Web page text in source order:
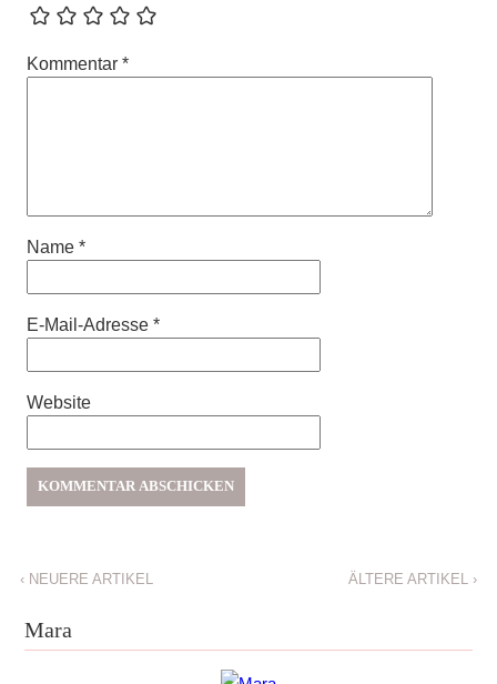
Kommentar *
Name *
E-Mail-Adresse *
Website
‹NEUERE ARTIKEL ÄLTERE ARTIKEL ›
Mara